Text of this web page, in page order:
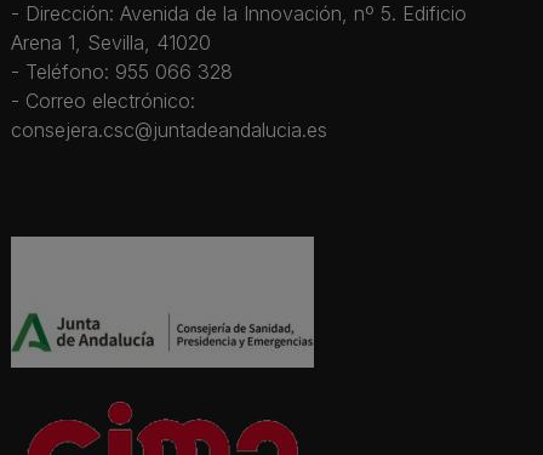
- Dirección: Avenida de la Innovación, nº 5. Edificio
Arena 1, Sevilla, 41020
- Teléfono: 955 066 328
- Correo electrónico:
consejera.csc@juntadeandalucia.es